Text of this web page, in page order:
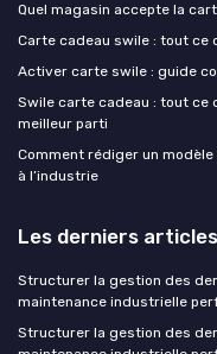
Quel magasin accepte la
Carte cadeau swile : tout ce
Activer carte swile : guide
Swile carte cadeau : tout ce
meilleur parti
Comment rédiger un
à l’industrie
Les derniers articles
Structurer la gestion des
maintenance industrielle
Structurer la gestion des